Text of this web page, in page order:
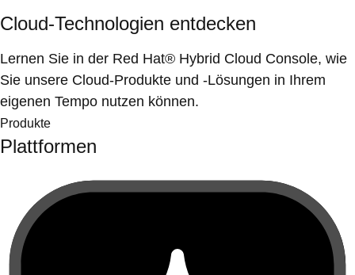
Cloud-Technologien entdecken
Lernen Sie in der Red Hat® Hybrid Cloud Console, wie
Sie unsere Cloud-Produkte und -Lösungen in Ihrem
eigenen Tempo nutzen können.
Produkte
Plattformen